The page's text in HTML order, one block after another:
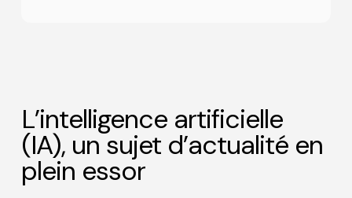
L’intelligence artificielle
(IA), un sujet d’actualité en
plein essor